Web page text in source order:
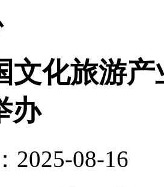
文化旅游
办
2025-08-16